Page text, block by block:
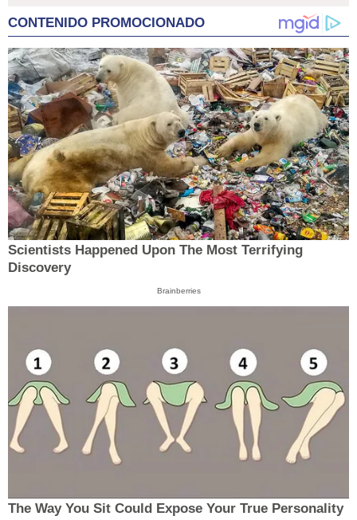
CONTENIDO PROMOCIONADO
Scientists Happened Upon The Most Terrifying
Discovery
Brainberries
The Way You Sit Could Expose Your True Personality